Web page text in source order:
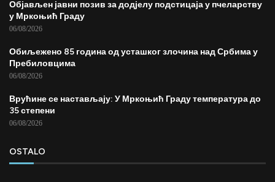
Објављен јавни позив за додјелу подстицаја у пчеларству
у Мркоњић Граду
06/08/2026
Обиљежено 85 година од усташког злочина над Србима у
Пребиловцима
06/08/2026
Врућине се настављају: У Мркоњић Граду температура до
35 степени
06/08/2026
OSTALO